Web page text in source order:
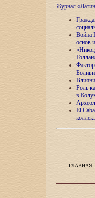
Журнал
Война
основ
Роль
в
El
ГЛАВНАЯ